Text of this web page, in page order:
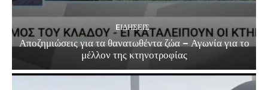
EΙΔΗΣΕΙΣ
Αποζημιώσεις για τα θανατωθέντα ζώα – Αγωνία για το
μέλλον της κτηνοτροφίας